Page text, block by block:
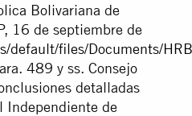
Bolivariana de
16 de septiembre de
default/files/Documents/
489 y ss. Consejo
detalladas
Independiente de